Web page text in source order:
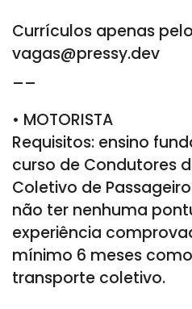
Currículos apenas
vagas@pressy.dev
• MOTORISTA
Requisitos: ensino
curso de Condutores
Coletivo de
não ter nenhuma
experiência
mínimo 6 meses
transporte coletivo.